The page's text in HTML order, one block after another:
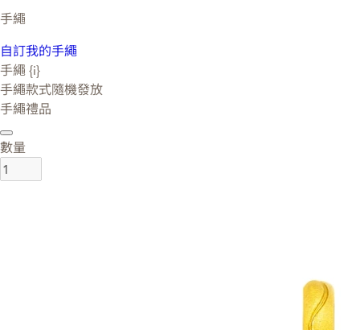
手繩
自訂我的手繩
手繩 {i}
手繩款式隨機發放
手繩禮品
數量